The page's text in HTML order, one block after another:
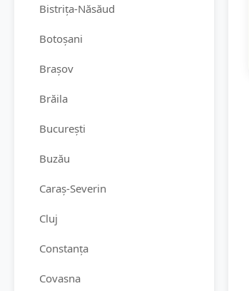
Bistrița-Năsăud
Botoșani
Brașov
Brăila
București
Buzău
Caraș-Severin
Cluj
Constanța
Covasna